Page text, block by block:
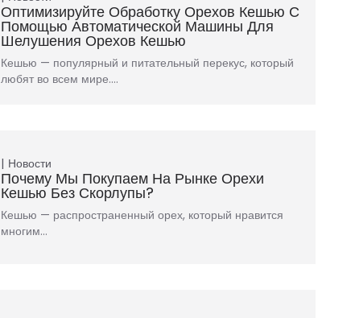
Оптимизируйте Обработку Орехов Кешью С
Помощью Автоматической Машины Для
Шелушения Орехов Кешью
Кешью — популярный и питательный перекус, который
любят во всем мире.…
Новости
Почему Мы Покупаем На Рынке Орехи
Кешью Без Скорлупы?
Кешью — распространенный орех, который нравится
многим…